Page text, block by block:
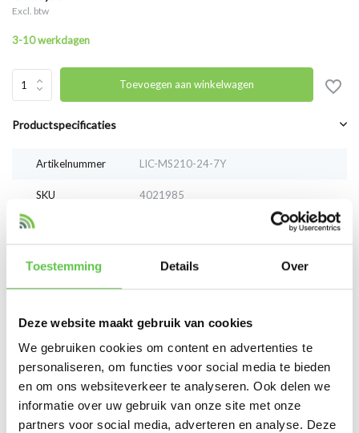
Toestemming Details Over
Deze website maakt gebruik van cookies
We gebruiken cookies om content en advertenties te
personaliseren, om functies voor social media te bieden
en om ons websiteverkeer te analyseren. Ook delen we
informatie over uw gebruik van onze site met onze
partners voor social media, adverteren en analyse. Deze
Excl. btw
3-10 werkdagen
Toevoegen aan winkelwagen
Productspecificaties
Artikelnummer LIC-MS210-24-7Y
SKU 4021985
Vergelijk Delen
Reviews
Based on 0 reviews
Er zijn nog geen reviews geschreven over dit product..